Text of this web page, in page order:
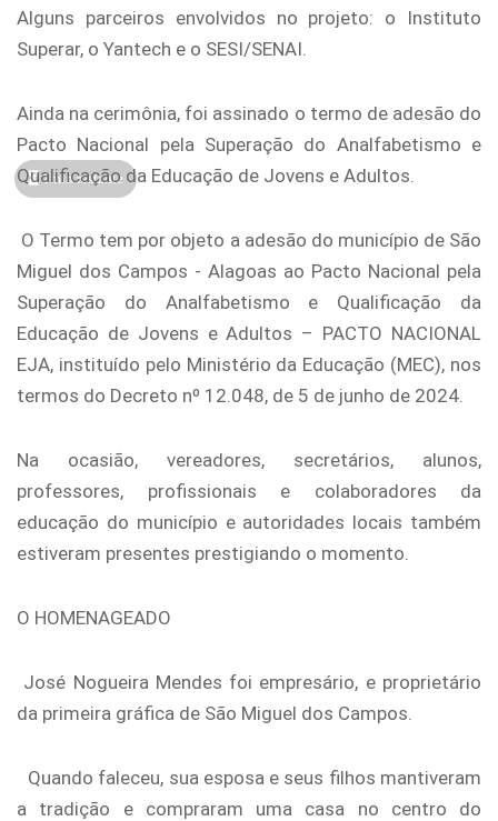
1min restante
Alguns parceiros envolvidos no projeto: o Instituto
Superar, o Yantech e o SESI/SENAI.
Ainda na cerimônia, foi assinado o termo de adesão do
Pacto Nacional pela Superação do Analfabetismo e
Qualificação da Educação de Jovens e Adultos.
O Termo tem por objeto a adesão do município de São
Miguel dos Campos - Alagoas ao Pacto Nacional pela
Superação do Analfabetismo e Qualificação da
Educação de Jovens e Adultos – PACTO NACIONAL
EJA, instituído pelo Ministério da Educação (MEC), nos
termos do Decreto nº 12.048, de 5 de junho de 2024.
Na ocasião, vereadores, secretários, alunos,
professores, profissionais e colaboradores da
educação do município e autoridades locais também
estiveram presentes prestigiando o momento.
O HOMENAGEADO
José Nogueira Mendes foi empresário, e proprietário
da primeira gráfica de São Miguel dos Campos.
Quando faleceu, sua esposa e seus filhos mantiveram
a tradição e compraram uma casa no centro do